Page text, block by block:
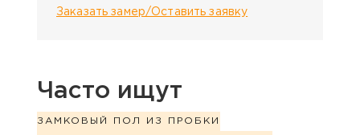
Заказать замер/Оставить заявку
Часто ищут
ЗАМКОВЫЙ ПОЛ ИЗ ПРОБКИ